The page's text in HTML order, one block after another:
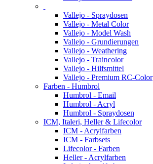
Vallejo - Spraydosen
Vallejo - Metal Color
Vallejo - Model Wash
Vallejo - Grundierungen
Vallejo - Weathering
Vallejo - Traincolor
Vallejo - Hilfsmittel
Vallejo - Premium RC-Color
Farben - Humbrol
Humbrol - Email
Humbrol - Acryl
Humbrol - Spraydosen
ICM, Italeri, Heller & Lifecolor
ICM - Acrylfarben
ICM - Farbsets
Lifecolor - Farben
Heller - Acrylfarben